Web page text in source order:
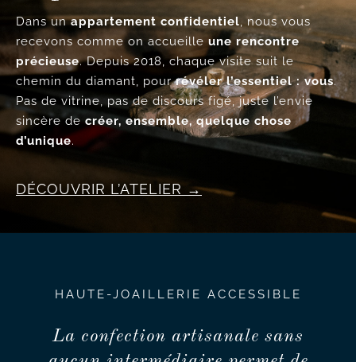
Dans unappartement confidentiel, nous vous
recevons comme on accueille une rencontre
précieuse. Depuis 2018, chaque visite suit le
chemin du diamant, pourrévéler l’essentiel : vous.
Pas de vitrine, pas de discours figé, juste l’envie
sincère de créer, ensemble, quelque chose
d’unique.
DÉCOUVRIR L’ATELIER
HAUTE-JOAILLERIE ACCESSIBLE
La confection artisanale sans